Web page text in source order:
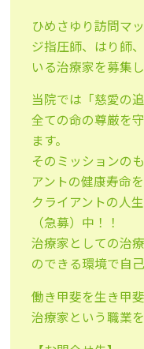
ひめさゆり訪問マ
ジ指圧師、はり師
いる治療家を募集し
当院では「慈愛の
全ての命の尊厳を
ます。
そのミッションの
アントの健康寿命
クライアントの人
（急募）中！！
治療家としての治
のできる環境で自
働き甲斐を生き甲
治療家という職業